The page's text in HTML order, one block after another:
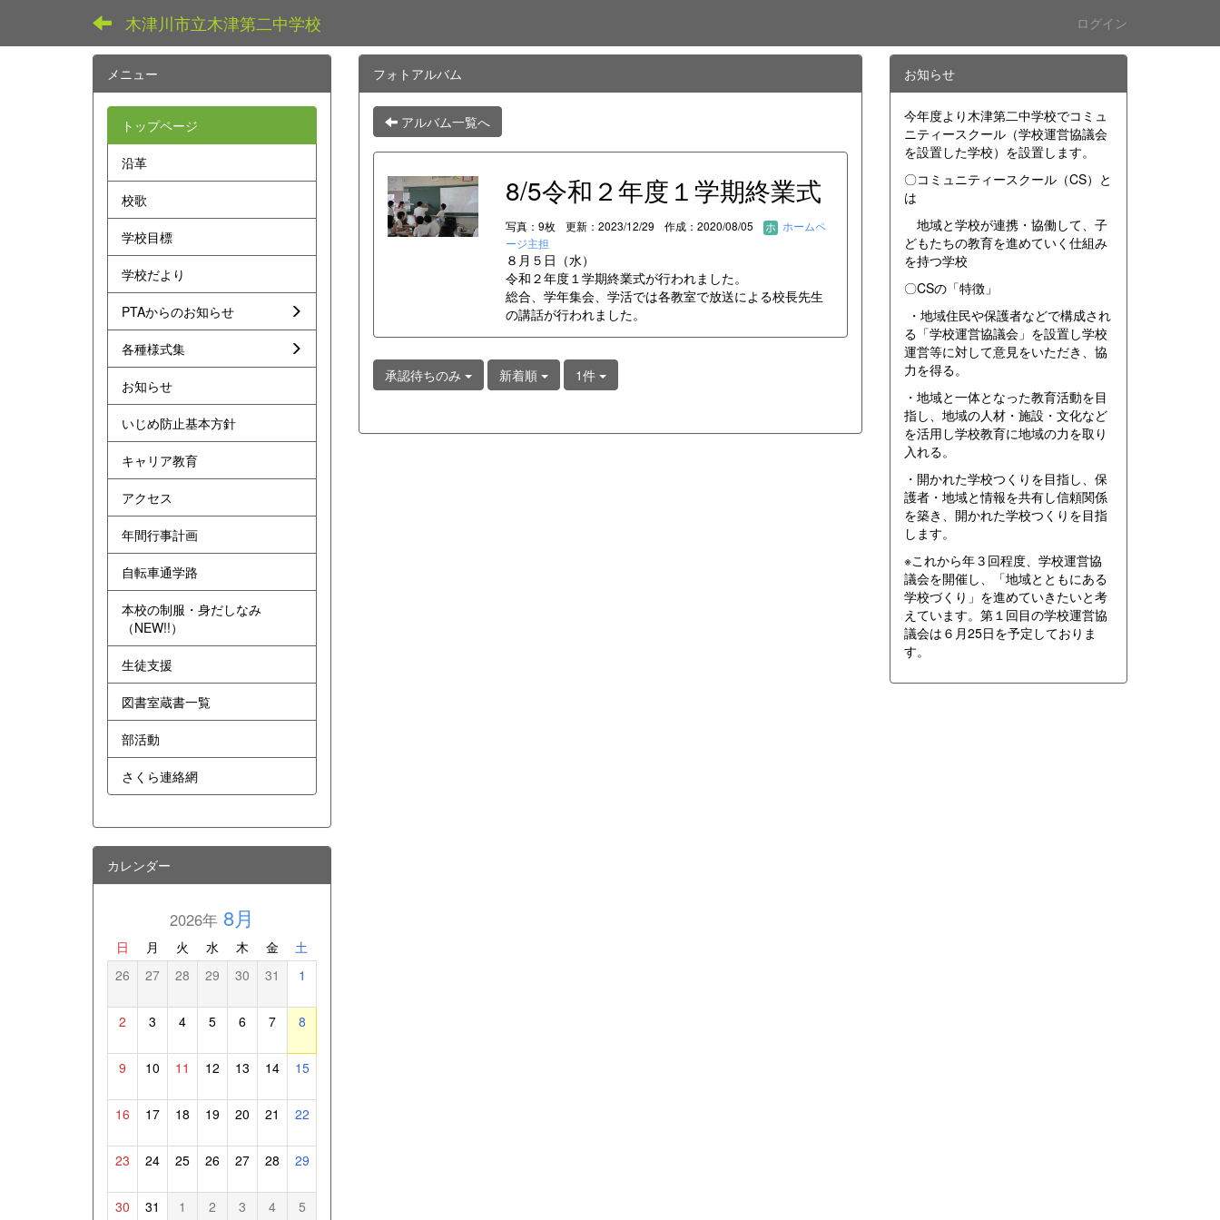
木津川市立木津第二中学校 ログイン
フォトアルバム
アルバム一覧へ
8/5令和２年度１学期終業式
写真：9枚 更新：2023/12/29 作成：2020/08/05
ホームペ
ージ主担
８月５日（水）
令和２年度１学期終業式が行われました。
総合、学年集会、学活では各教室で放送による校長先生
の講話が行われました。
承認待ちのみ 新着順 1件
メニュー
トップページ
沿革
校歌
学校目標
学校だより
PTAからのお知らせ
各種様式集
お知らせ
いじめ防止基本方針
キャリア教育
アクセス
年間行事計画
自転車通学路
本校の制服・身だしなみ
（NEW!!）
生徒支援
図書室蔵書一覧
部活動
さくら連絡網
カレンダー
2026年8月
日 月 火 水 木 金 土
26 27 28 29 30 31 1
2 3 4 5 6 7 8
9 10 11 12 13 14 15
16 17 18 19 20 21 22
23 24 25 26 27 28 29
30 31 1 2 3 4 5
お知らせ
今年度より木津第二中学校でコミュ
ニティースクール（学校運営協議会
を設置した学校）を設置します。
〇コミュニティースクール（CS）と
は
地域と学校が連携・協働して、子
どもたちの教育を進めていく仕組み
を持つ学校
〇CSの「特徴」
・地域住民や保護者などで構成され
る「学校運営協議会」を設置し学校
運営等に対して意見をいただき、協
力を得る。
・地域と一体となった教育活動を目
指し、地域の人材・施設・文化など
を活用し学校教育に地域の力を取り
入れる。
・開かれた学校つくりを目指し、保
護者・地域と情報を共有し信頼関係
を築き、開かれた学校つくりを目指
します。
※これから年３回程度、学校運営協
議会を開催し、「地域とともにある
学校づくり」を進めていきたいと考
えています。第１回目の学校運営協
議会は６月25日を予定しておりま
す。